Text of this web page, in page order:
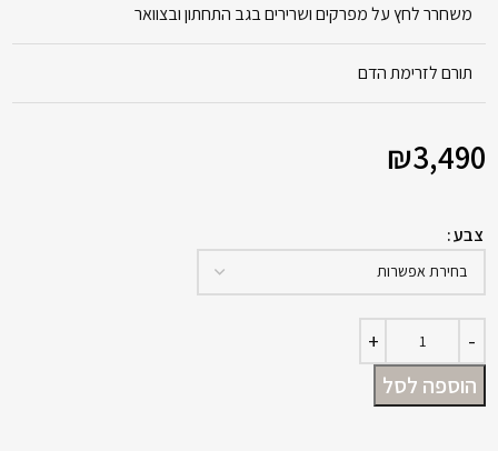
משחרר לחץ על מפרקים ושרירים בגב התחתון ובצוואר
תורם לזרימת הדם
₪3,490
צבע
הוספה לסל